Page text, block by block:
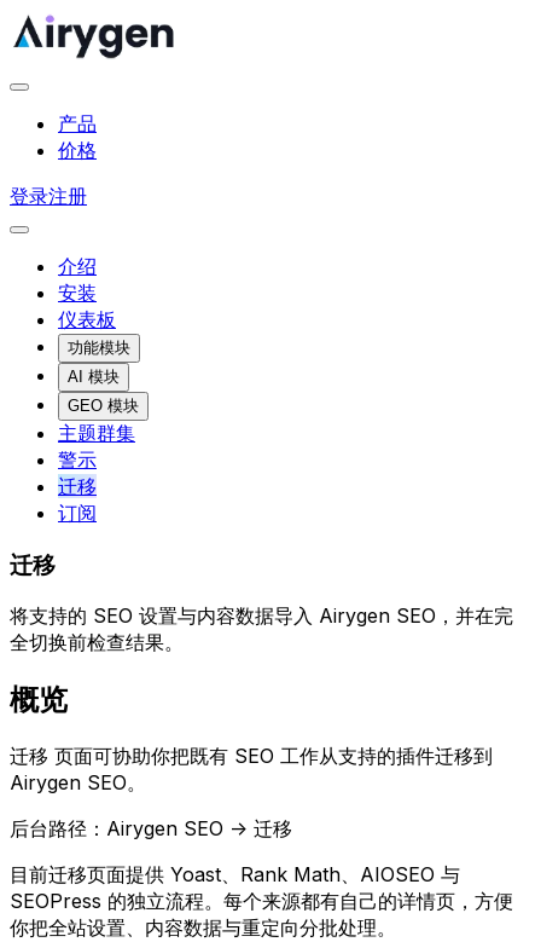
产品
价格
登录注册
介绍
安装
仪表板
功能模块
AI 模块
GEO 模块
主题群集
警示
迁移
订阅
迁移
将支持的 SEO 设置与内容数据导入 Airygen SEO，并在完
全切换前检查结果。
概览
迁移 页面可协助你把既有 SEO 工作从支持的插件迁移到
Airygen SEO。
后台路径： Airygen SEO -> 迁移
目前迁移页面提供 Yoast、 Rank Math、 AIOSEO 与
SEOPress 的独立流程。每个来源都有自己的详情页，方便
你把全站设置、内容数据与重定向分批处理。